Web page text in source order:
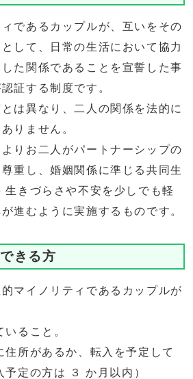
であるカップルが、互いをその
して、日常の生活において協力
た関係であることを宣誓した事
証する制度です。
は異なり、二人の関係を法的に
りません。
りお二人がパートナーシップの
重し、婚姻関係に準じる共同生
生きづらさや不安を少しでも軽
進むように実施するものです。
きる方
マイノリティであるカップルが
ること。
住所があるか、転入を予定して
定の方は ３ か月以内）